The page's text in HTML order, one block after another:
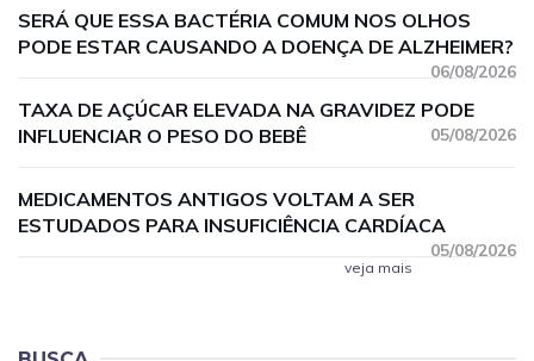
SERÁ QUE ESSA BACTÉRIA COMUM NOS OLHOS
PODE ESTAR CAUSANDO A DOENÇA DE ALZHEIMER?
06/08/2026
TAXA DE AÇÚCAR ELEVADA NA GRAVIDEZ PODE
INFLUENCIAR O PESO DO BEBÊ
05/08/2026
MEDICAMENTOS ANTIGOS VOLTAM A SER
ESTUDADOS PARA INSUFICIÊNCIA CARDÍACA
05/08/2026
veja mais